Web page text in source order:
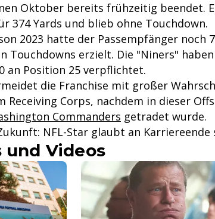
Oktober bereits frühzeitig beendet.
374 Yards und blieb ohne Touchdown.
2023 hatte der Passempfänger noch
Touchdowns erzielt. Die "Niners"
an Position 25 verpflichtet.
die Franchise mit großer
Receiving Corps, nachdem in dieser
Commanders getradet wurde.
NFL-Star glaubt an
und Videos